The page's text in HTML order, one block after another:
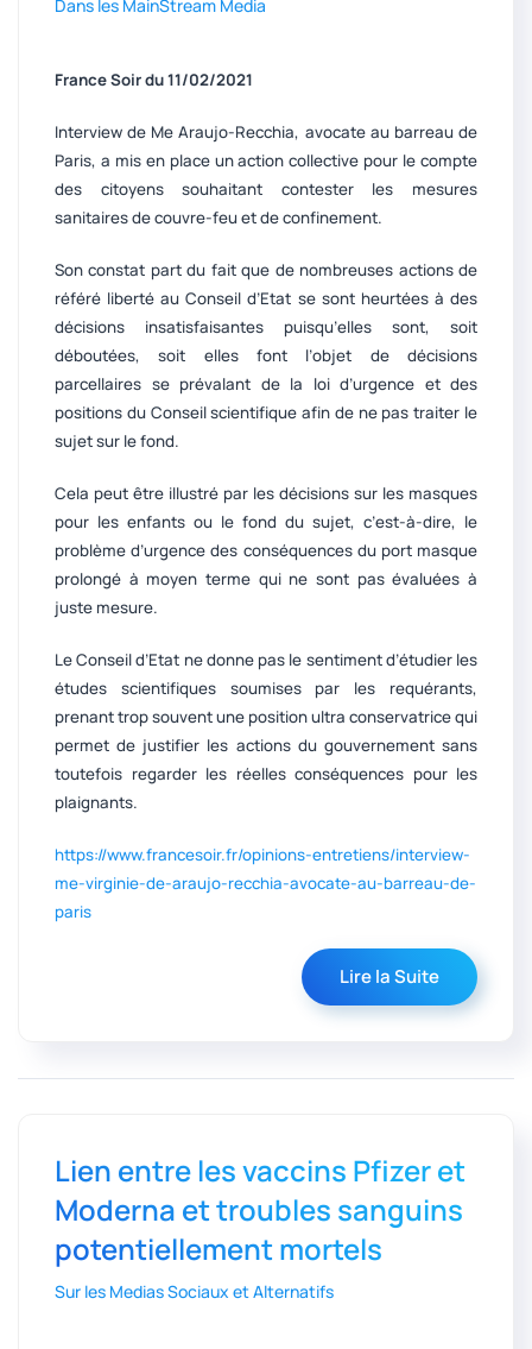
Dans les MainStream Media
France Soir du 11/02/2021
Interview de Me Araujo-Recchia, avocate au barreau de
Paris, a mis en place un action collective pour le compte
des citoyens souhaitant contester les mesures
sanitaires de couvre-feu et de confinement.
Son constat part du fait que de nombreuses actions de
référé liberté au Conseil d’Etat se sont heurtées à des
décisions insatisfaisantes puisqu’elles sont, soit
déboutées, soit elles font l’objet de décisions
parcellaires se prévalant de la loi d’urgence et des
positions du Conseil scientifique afin de ne pas traiter le
sujet sur le fond.
Cela peut être illustré par les décisions sur les masques
pour les enfants ou le fond du sujet, c’est-à-dire, le
problème d’urgence des conséquences du port masque
prolongé à moyen terme qui ne sont pas évaluées à
juste mesure.
Le Conseil d’Etat ne donne pas le sentiment d’étudier les
études scientifiques soumises par les requérants,
prenant trop souvent une position ultra conservatrice qui
permet de justifier les actions du gouvernement sans
toutefois regarder les réelles conséquences pour les
plaignants.
https://www.francesoir.fr/opinions-entretiens/interview-
me-virginie-de-araujo-recchia-avocate-au-barreau-de-
paris
Lire la Suite
Lien entre les vaccins Pfizer et
Moderna et troubles sanguins
potentiellement mortels
Sur les Medias Sociaux et Alternatifs